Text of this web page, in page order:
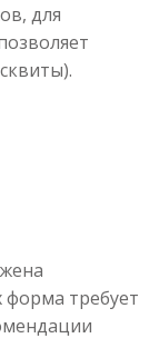
для
требует